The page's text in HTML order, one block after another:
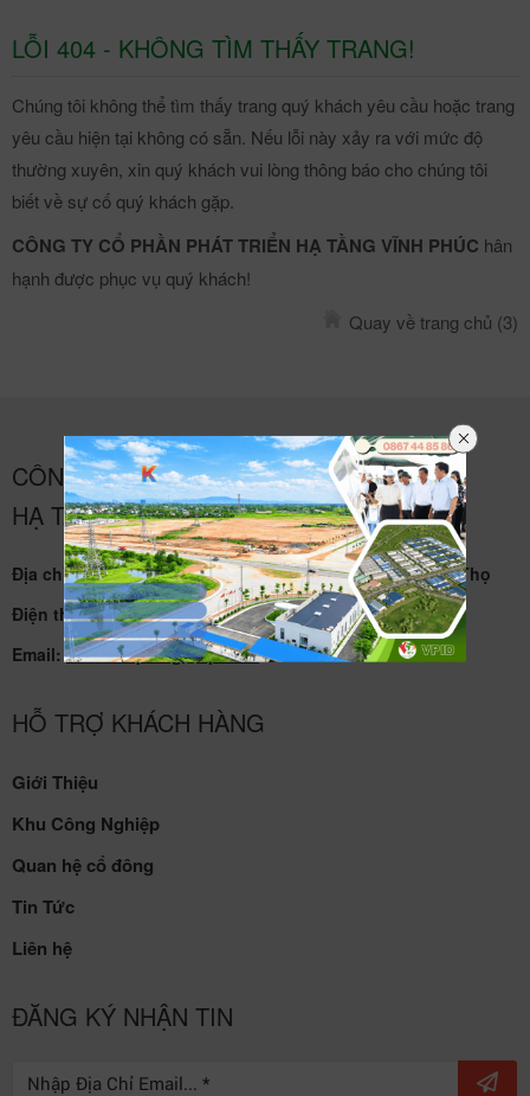
LỖI 404 - KHÔNG TÌM THẤY TRANG!
Chúng tôi không thể tìm thấy trang quý khách yêu cầu hoặc trang
yêu cầu hiện tại không có sẵn. Nếu lỗi này xảy ra với mức độ
thường xuyên, xin quý khách vui lòng thông báo cho chúng tôi
biết về sự cố quý khách gặp.
CÔNG TY CỔ PHẦN PHÁT TRIỂN HẠ TẦNG VĨNH PHÚC hân
hạnh được phục vụ quý khách!
Quay về trang chủ (3)
CÔNG TY CỔ PHẦN PHÁT TRIỂN
HẠ TẦNG VĨNH PHÚC
Địa chỉ: KCN Khai Quang, phường Vĩnh Phúc, tỉnh Phú Thọ
Điện thoại:02113 720 945
Email:kcnkhaiquang@vpid.vn
HỖ TRỢ KHÁCH HÀNG
Giới Thiệu
Khu Công Nghiệp
Quan hệ cổ đông
Tin Tức
Liên hệ
ĐĂNG KÝ NHẬN TIN